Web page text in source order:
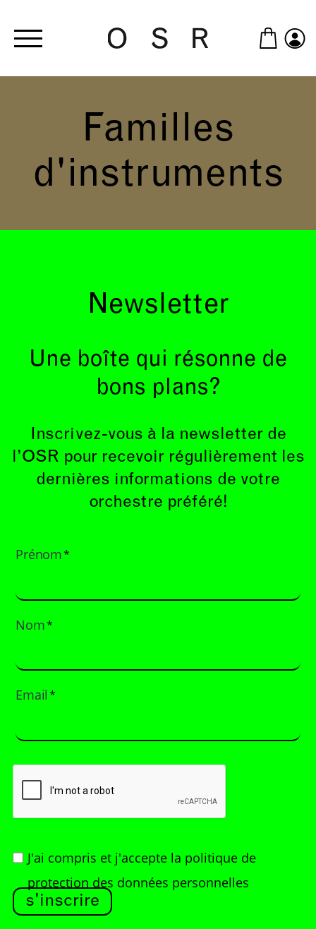
Familles
d'instruments
Newsletter
Une boîte qui résonne de
bons plans?
Inscrivez-vous à la newsletter de
l’OSR pour recevoir régulièrement les
dernières informations de votre
orchestre préféré!
Prénom*
Nom*
Email*
J'ai compris et j'accepte la politique de
protection des données personnelles
s'inscrire